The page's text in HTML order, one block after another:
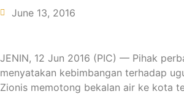
June 13, 2016
JENIN, 12 Jun 2016 (PIC) — Pihak
menyatakan kebimbangan terhadap
Zionis memotong bekalan air ke kota